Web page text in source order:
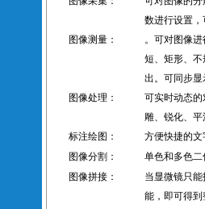
数进行设置
图像测量：
。可对图像
短、矩形、
出。可同步
图像处理：
可实时动态
雕、锐化、
标注绘图：
方便快捷的
图像分割：
单色和多色
图像拼接：
当显微镜只
能，即可得